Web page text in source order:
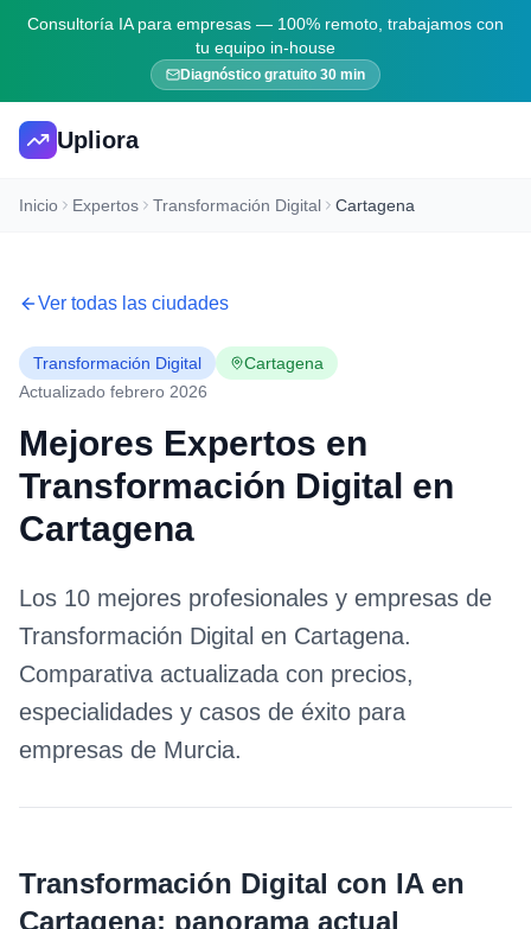
Consultoría IA para empresas — 100% remoto, trabajamos con
tu equipo in-house
Diagnóstico gratuito 30 min
Upliora
Inicio Expertos Transformación Digital Cartagena
Ver todas las ciudades
Transformación Digital
Cartagena
Actualizado febrero 2026
Mejores Expertos en
Transformación Digital en
Cartagena
Los 10 mejores profesionales y empresas de
Transformación Digital en Cartagena.
Comparativa actualizada con precios,
especialidades y casos de éxito para
empresas de Murcia.
Transformación Digital con IAen
Cartagena: panorama actual